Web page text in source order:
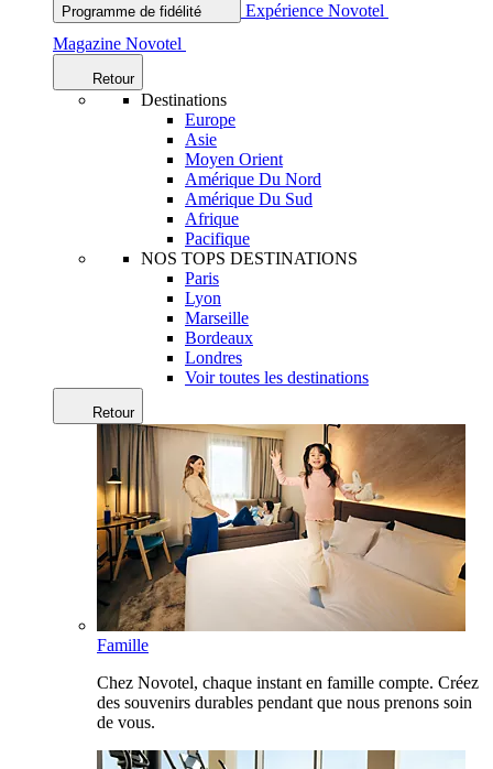
Programme de fidélité
Expérience Novotel
Magazine Novotel
Retour
Destinations
Europe
Asie
Moyen Orient
Amérique Du Nord
Amérique Du Sud
Afrique
Pacifique
NOS TOPS DESTINATIONS
Paris
Lyon
Marseille
Bordeaux
Londres
Voir toutes les destinations
Retour
Famille
Chez Novotel, chaque instant en famille compte. Créez
des souvenirs durables pendant que nous prenons soin
de vous.